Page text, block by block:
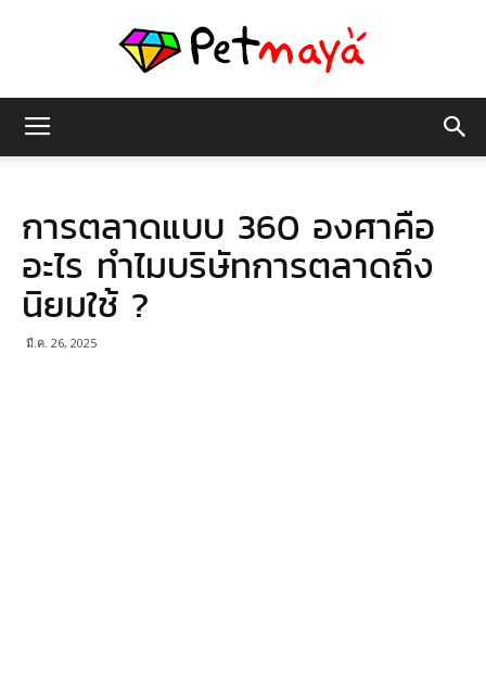
มายา
การตลาดแบบ 360 องศาคือ
อะไร ทำไมบริษัทการตลาดถึง
นิยมใช้ ?
มี.ค. 26, 2025